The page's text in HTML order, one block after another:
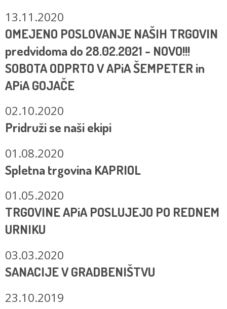
13.11.2020
OMEJENO POSLOVANJE NAŠIH TRGOVIN
predvidoma do 28.02.2021 - NOVO!!!
SOBOTA ODPRTO V APiA ŠEMPETER in
APiA GOJAČE
02.10.2020
Pridruži se naši ekipi
01.08.2020
Spletna trgovina KAPRIOL
01.05.2020
TRGOVINE APiA POSLUJEJO PO REDNEM
URNIKU
03.03.2020
SANACIJE V GRADBENIŠTVU
23.10.2019